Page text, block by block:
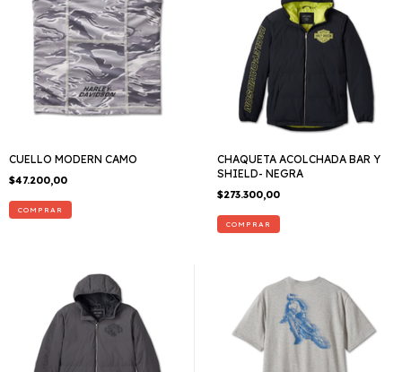
CUELLO MODERN CAMO
$47.200,00
COMPRAR
CHAQUETA ACOLCHADA BAR Y
SHIELD- NEGRA
$273.300,00
COMPRAR